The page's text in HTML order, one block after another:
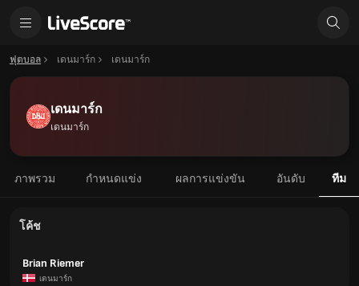
ฟุตบอล เดนมาร์ก เดนมาร์ก
เดนมาร์ก
เดนมาร์ก
ภาพรวม กำหนดแข่ง ผลการแข่งขัน อันดับ ทีม
โค้ช
Brian Riemer
เดนมาร์ก